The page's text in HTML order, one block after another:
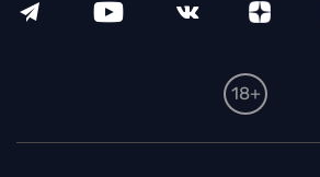
18+